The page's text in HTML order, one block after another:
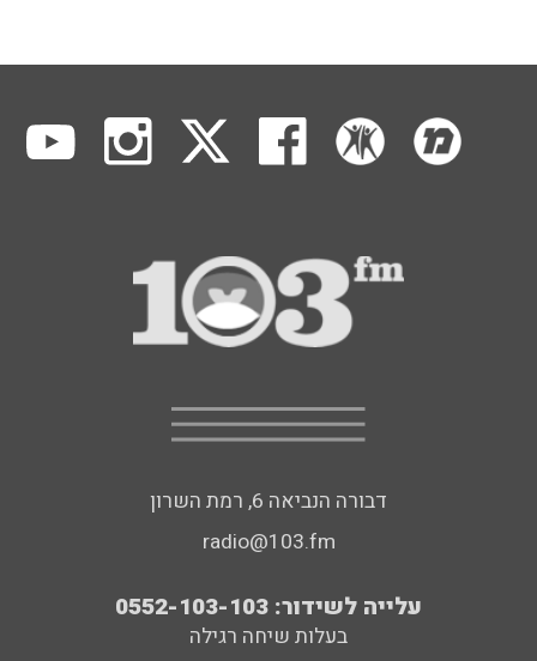
דבורה הנביאה 6, רמת השרון
radio@103.fm
עלייה לשידור: 0552-103-103
בעלות שיחה רגילה